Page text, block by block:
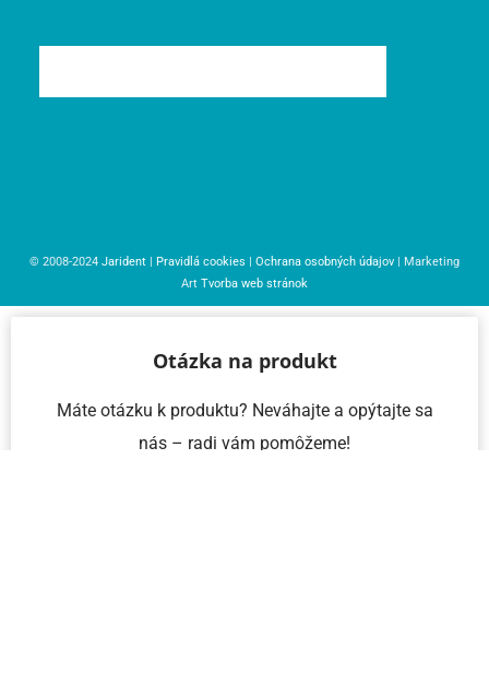
© 2008-2024 Jarident | Pravidlá cookies | Ochrana osobných údajov | Marketing
Art Tvorba web stránok
Otázka na produkt
Máte otázku k produktu? Neváhajte a opýtajte sa
nás – radi vám pomôžeme!